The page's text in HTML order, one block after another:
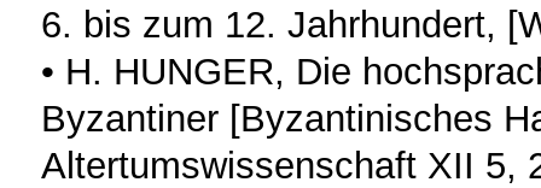
6. bis zum 12. Jahrhundert,
• H. HUNGER, Die
Byzantiner [Byzantinisches
Altertumswissenschaft XII 5,